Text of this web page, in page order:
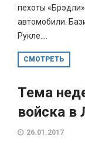
пехоты
автомобили.
Рукле....
СМОТРЕТЬ
Тема
войска в
26.01.2017